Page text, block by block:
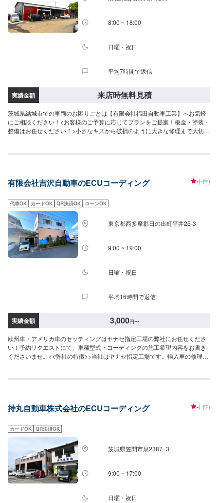
8:00 ~ 18:00
日曜・祝日
平均7時間で返信
実績金額 来店時無料見積
茨城県結城市での車両のお困りごとは【有限会社福田自動車工業】へお気軽
にご相談ください！<お客様のご予算に応じてプランをご提案！板金・塗装・
整備はお任せください！>小さなキズから破損のように大きな修理まで大切な
きし、最適な施工方法をご提案しますので、お気軽にお問い合わせ下さい。
～3日程度で納車となります。(要相談)納期は前後する場合がございます。予
業中は代車をご利用ください。※代車の燃料代はお客様にご負担いただいてお
ります。-----ご来店時の注意、受付方法-----入庫の際はお気をつけてお越しく
ださい。駐車スペースは事務所前の空いているスペースに駐車してくださ
い。受付はスタッフへ「メンテモで予約しました」とお伝えください。ご案
内いたします。【定休日・営業時間】定休日：日曜、祝日営業時間：
8:00~18:00
有限会社吉沢自動車のECUコーディング -(-件)
代車OK カードOK QR決済OK ローンOK
東京都西多摩郡日の出町平井25-3
9:00 ~ 19:00
日曜・祝日
平均16時間で返信
実績金額 3,000円〜
欧州車・アメリカ車のセッティングはヤナセ指定工場の弊社にお任せくださ
い！予約リクエストにて、車種型式・コーディングの施工希望内容をお書き
くださいませ。<<弊社の特徴>>当社はヤナセ指定工場です。輸入車の修理・
ご用意しております。お時間かかる場合にも安心です。<<国家資格を持った
持丸自動車株式会社のECUコーディング -(-件)
カードOK QR決済OK
茨城県笠間市泉2387−3
9:00 ~ 17:00
日曜・祝日